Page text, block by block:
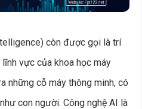
còn được gọi là trí
vực của khoa học máy
những cỗ máy thông minh, có
con người. Công nghệ AI là